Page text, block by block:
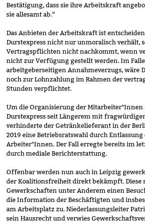
Bestätigung, dass sie ihre Arbeitskraft
sie allesamt ab.“
Das Anbieten der Arbeitskraft ist
Durstexpress nicht nur unmoralisch verhält,
Vertragspflichten nicht nachkommt, wenn
nicht zur Verfügung gestellt werden. Im Falle
arbeitgeberseitigen Annahmeverzugs, wäre
noch zur Lohnzahlung im Rahmen der
Stunden verpflichtet.
Um die Organisierung der Mitarbeiter*Innen
Durstexpress seit Längerem mit
verhinderte der Getränkelieferant in der
2019 eine Betriebsratswahl durch
Arbeiter*Innen. Der Fall erregte bereits im
durch mediale Berichterstattung.
Offenbar werden nun auch in Leipzig
der Koalitionsfreiheit direkt bekämpft. Diese
Gewerkschaften unter Anderem einen
die Information der Beschäftigten und
am Arbeitsplatz zu. Niederlassungsleiter
sein Hausrecht und verwies